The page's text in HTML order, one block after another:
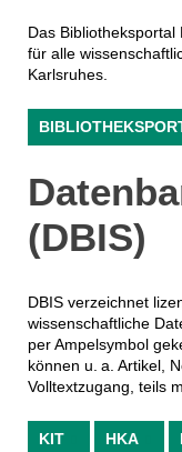
Das
für alle
Karlsruhes.
(DBIS)
DBIS verzeichnet
wissenschaftliche
per Ampelsymbol
können u. a. Artikel,
Volltextzugang, teils
KIT HKA